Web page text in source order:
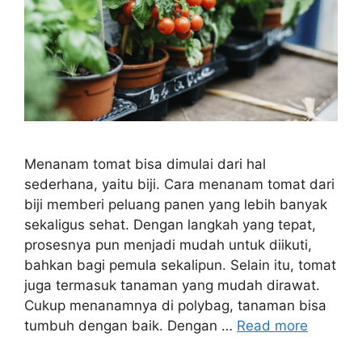
Menanam tomat bisa dimulai dari hal
sederhana, yaitu biji. Cara menanam tomat dari
biji memberi peluang panen yang lebih banyak
sekaligus sehat. Dengan langkah yang tepat,
prosesnya pun menjadi mudah untuk diikuti,
bahkan bagi pemula sekalipun. Selain itu, tomat
juga termasuk tanaman yang mudah dirawat.
Cukup menanamnya di polybag, tanaman bisa
tumbuh dengan baik. Dengan … Read more